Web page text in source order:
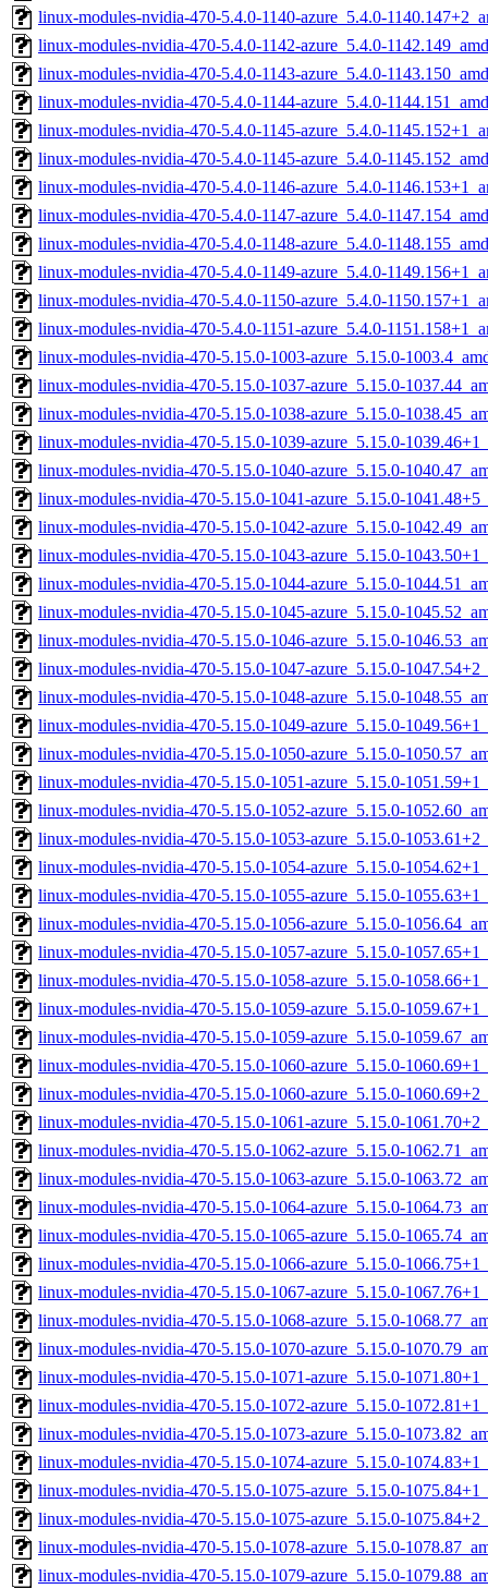
linux-modules-nvidia-470-5.4.0-1140-azure_5.4.0-
linux-modules-nvidia-470-5.4.0-1142-azure_5.4.0-
linux-modules-nvidia-470-5.4.0-1143-azure_5.4.0-
linux-modules-nvidia-470-5.4.0-1144-azure_5.4.0-
linux-modules-nvidia-470-5.4.0-1145-azure_5.4.0-
linux-modules-nvidia-470-5.4.0-1145-azure_5.4.0-
linux-modules-nvidia-470-5.4.0-1146-azure_5.4.0-
linux-modules-nvidia-470-5.4.0-1147-azure_5.4.0-
linux-modules-nvidia-470-5.4.0-1148-azure_5.4.0-
linux-modules-nvidia-470-5.4.0-1149-azure_5.4.0-
linux-modules-nvidia-470-5.4.0-1150-azure_5.4.0-
linux-modules-nvidia-470-5.4.0-1151-azure_5.4.0-
linux-modules-nvidia-470-5.15.0-1003-azure_5.15.0-
linux-modules-nvidia-470-5.15.0-1037-azure_5.15.0-
linux-modules-nvidia-470-5.15.0-1038-azure_5.15.0-
linux-modules-nvidia-470-5.15.0-1039-azure_5.15.0-
linux-modules-nvidia-470-5.15.0-1040-azure_5.15.0-
linux-modules-nvidia-470-5.15.0-1041-azure_5.15.0-
linux-modules-nvidia-470-5.15.0-1042-azure_5.15.0-
linux-modules-nvidia-470-5.15.0-1043-azure_5.15.0-
linux-modules-nvidia-470-5.15.0-1044-azure_5.15.0-
linux-modules-nvidia-470-5.15.0-1045-azure_5.15.0-
linux-modules-nvidia-470-5.15.0-1046-azure_5.15.0-
linux-modules-nvidia-470-5.15.0-1047-azure_5.15.0-
linux-modules-nvidia-470-5.15.0-1048-azure_5.15.0-
linux-modules-nvidia-470-5.15.0-1049-azure_5.15.0-
linux-modules-nvidia-470-5.15.0-1050-azure_5.15.0-
linux-modules-nvidia-470-5.15.0-1051-azure_5.15.0-
linux-modules-nvidia-470-5.15.0-1052-azure_5.15.0-
linux-modules-nvidia-470-5.15.0-1053-azure_5.15.0-
linux-modules-nvidia-470-5.15.0-1054-azure_5.15.0-
linux-modules-nvidia-470-5.15.0-1055-azure_5.15.0-
linux-modules-nvidia-470-5.15.0-1056-azure_5.15.0-
linux-modules-nvidia-470-5.15.0-1057-azure_5.15.0-
linux-modules-nvidia-470-5.15.0-1058-azure_5.15.0-
linux-modules-nvidia-470-5.15.0-1059-azure_5.15.0-
linux-modules-nvidia-470-5.15.0-1059-azure_5.15.0-
linux-modules-nvidia-470-5.15.0-1060-azure_5.15.0-
linux-modules-nvidia-470-5.15.0-1060-azure_5.15.0-
linux-modules-nvidia-470-5.15.0-1061-azure_5.15.0-
linux-modules-nvidia-470-5.15.0-1062-azure_5.15.0-
linux-modules-nvidia-470-5.15.0-1063-azure_5.15.0-
linux-modules-nvidia-470-5.15.0-1064-azure_5.15.0-
linux-modules-nvidia-470-5.15.0-1065-azure_5.15.0-
linux-modules-nvidia-470-5.15.0-1066-azure_5.15.0-
linux-modules-nvidia-470-5.15.0-1067-azure_5.15.0-
linux-modules-nvidia-470-5.15.0-1068-azure_5.15.0-
linux-modules-nvidia-470-5.15.0-1070-azure_5.15.0-
linux-modules-nvidia-470-5.15.0-1071-azure_5.15.0-
linux-modules-nvidia-470-5.15.0-1072-azure_5.15.0-
linux-modules-nvidia-470-5.15.0-1073-azure_5.15.0-
linux-modules-nvidia-470-5.15.0-1074-azure_5.15.0-
linux-modules-nvidia-470-5.15.0-1075-azure_5.15.0-
linux-modules-nvidia-470-5.15.0-1075-azure_5.15.0-
linux-modules-nvidia-470-5.15.0-1078-azure_5.15.0-
linux-modules-nvidia-470-5.15.0-1079-azure_5.15.0-